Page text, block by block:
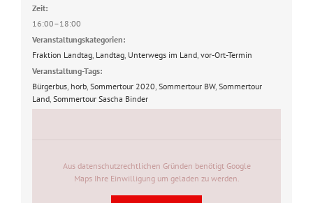
Zeit:
16:00–18:00
Veranstaltungskategorien:
Fraktion Landtag, Landtag, Unterwegs im Land, vor-Ort-Termin
Veranstaltung-Tags:
Bürgerbus, horb, Sommertour 2020 Sommertour BW, Sommertour
Land, Sommertour Sascha Binder
Aus datenschutzrechtlichen Gründen benötigt Google
Maps Ihre Einwilligung um geladen zu werden.